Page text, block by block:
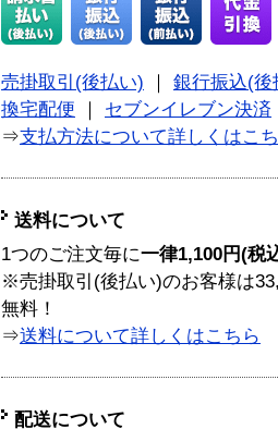
売掛取引(後払い)
銀行振込(後
換宅配便
セブンイレブン決済
⇒支払方法について詳しくはこ
送料について
1つのご注文毎に一律1,100円(税
※売掛取引(後払い)のお客様は
無料！
⇒送料について詳しくはこちら
配送について